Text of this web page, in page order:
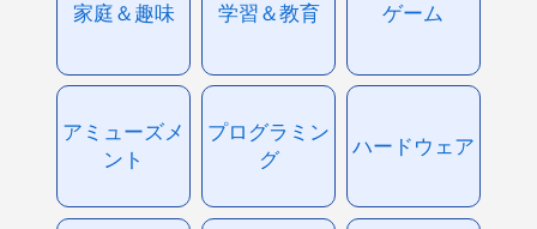
家庭＆趣味 学習＆教育 ゲーム
アミューズメ
ント
プログラミン
グ
ハードウェア